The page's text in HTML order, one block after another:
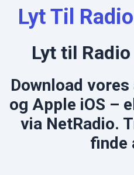
Lyt Til
Lyt til
Download
og Apple iOS –
via NetRadio.
finde